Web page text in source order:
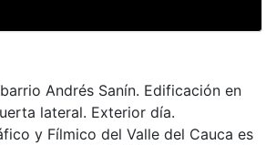
Andrés Sanín. Edificación en
lateral. Exterior día.
y Fílmico del Valle del Cauca es